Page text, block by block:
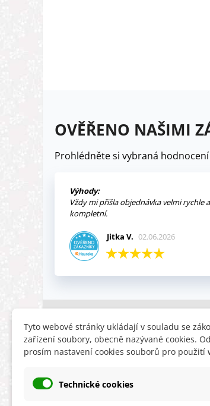
OVĚŘENO NAŠIMI
Prohlédněte si vybraná
Výhody:
Vždy mi přišla objednávka velmi rychle
kompletní.
Jitka V. 02.06.2026
INFORMACE
Obchodní podmínky
Ochrana osobních údajů
Tyto webové stránky ukládají v souladu se
zařízení soubory, obecně nazývané cookies.
prosím nastavení cookies souborů pro použití
Technické cookies